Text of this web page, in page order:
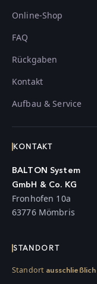
Online-Shop
FAQ
Rückgaben
Kontakt
Aufbau & Service
KONTAKT
BALTON System
GmbH & Co. KG
Fronhofen 10a
63776 Mömbris
STANDORT
Standort ausschließlich